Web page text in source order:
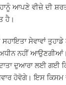
ਆਪਣੇ ਵੀਜ਼ੇ ਦੀ
ਹੈ।
ਸਹਾਇਤਾ ਸੇਵਾਵਾਂ
ਨਹੀਂ
ਦੁਆਰਾ ਲਈ ਗਈ
ਹੋਵੋਗੇ। ਇਸ ਕਿਸਮ